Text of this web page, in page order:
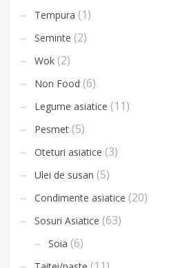
Tempura (1)
Seminte (2)
Wok (2)
Non Food (6)
Legume asiatice (11)
Pesmet (5)
Oteturi asiatice (3)
Ulei de susan (5)
Condimente asiatice (20)
Sosuri Asiatice (63)
Soia (6)